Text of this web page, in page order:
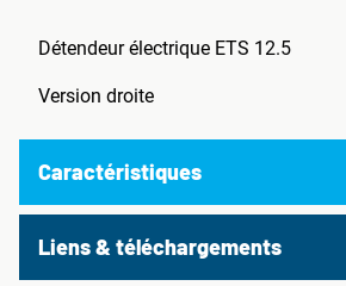
Détendeur électrique ETS 12.5
Version droite
Caractéristiques
Liens & téléchargements